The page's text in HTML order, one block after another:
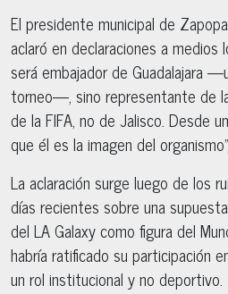
El presidente municipal de
aclaró en declaraciones a medios
será embajador de Guadalajara
torneo—, sino representante de
de la FIFA, no de Jalisco. Desde
que él es la imagen del
La aclaración surge luego de los
días recientes sobre una
del LA Galaxy como figura del
habría ratificado su participación
un rol institucional y no deportivo.